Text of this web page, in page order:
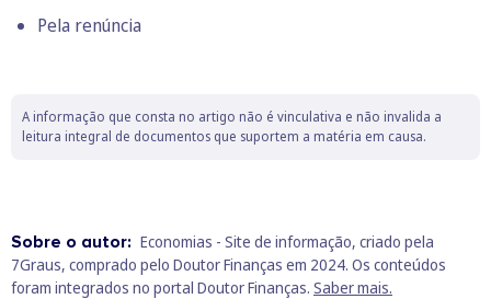
Pela renúncia
A informação que consta no artigo não é vinculativa e não invalida a
leitura integral de documentos que suportem a matéria em causa.
Sobre o autor: Economias - Site de informação, criado pela
7Graus, comprado pelo Doutor Finanças em 2024. Os conteúdos
foram integrados no portal Doutor Finanças. Saber mais.